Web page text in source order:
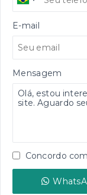
E-mail
Mensagem
Concordo